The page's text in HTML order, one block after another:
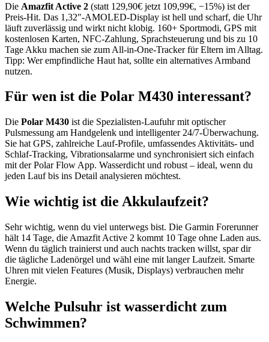
Die Amazfit Active 2 (statt 129,90€ jetzt 109,99€, −15%) ist der
Preis-Hit. Das 1,32″-AMOLED-Display ist hell und scharf, die Uhr
läuft zuverlässig und wirkt nicht klobig. 160+ Sportmodi, GPS mit
kostenlosen Karten, NFC-Zahlung, Sprachsteuerung und bis zu 10
Tage Akku machen sie zum All-in-One-Tracker für Eltern im Alltag.
Tipp: Wer empfindliche Haut hat, sollte ein alternatives Armband
nutzen.
Für wen ist die Polar M430 interessant?
Die Polar M430 ist die Spezialisten-Laufuhr mit optischer
Pulsmessung am Handgelenk und intelligenter 24/7-Überwachung.
Sie hat GPS, zahlreiche Lauf-Profile, umfassendes Aktivitäts- und
Schlaf-Tracking, Vibrationsalarme und synchronisiert sich einfach
mit der Polar Flow App. Wasserdicht und robust – ideal, wenn du
jeden Lauf bis ins Detail analysieren möchtest.
Wie wichtig ist die Akkulaufzeit?
Sehr wichtig, wenn du viel unterwegs bist. Die Garmin Forerunner
hält 14 Tage, die Amazfit Active 2 kommt 10 Tage ohne Laden aus.
Wenn du täglich trainierst und auch nachts tracken willst, spar dir
die tägliche Ladenörgel und wähl eine mit langer Laufzeit. Smarte
Uhren mit vielen Features (Musik, Displays) verbrauchen mehr
Energie.
Welche Pulsuhr ist wasserdicht zum
Schwimmen?